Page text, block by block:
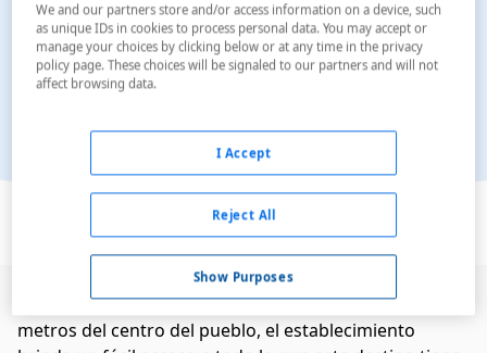
Ver en el mapa
Este agradable hotel está en Marigliano. Enclavado a 7
metros del centro del pueblo, el establecimiento
We and our partners store and/or access information on a device, such
as unique IDs in cookies to process personal data. You may accept or
manage your choices by clicking below or at any time in the privacy
policy page. These choices will be signaled to our partners and will not
affect browsing data.
Show Purposes
Reject All
I Accept